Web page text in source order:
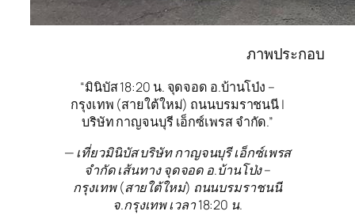
ภาพประกอบ
“มินิบัส 18:20 น. จุดจอด อ.บ้านโป่ง –
กรุงเทพ (สายใต้ใหม่) ถนนบรมราชนนี |
บริษัท กาญจนบุรี เอ็กซ์เพรส จำกัด.”
— เที่ยวมินิบัส บริษัท กาญจนบุรี เอ็กซ์เพรส
จำกัด เส้นทาง จุดจอด อ.บ้านโป่ง –
กรุงเทพ (สายใต้ใหม่) ถนนบรมราชนนี
จ.กรุงเทพ เวลา 18:20 น.